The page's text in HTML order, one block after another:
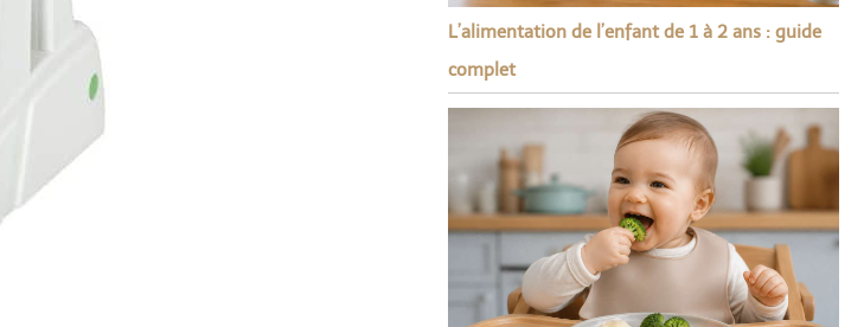
L’alimentation de l’enfant de 1 à 2 ans : guide
complet